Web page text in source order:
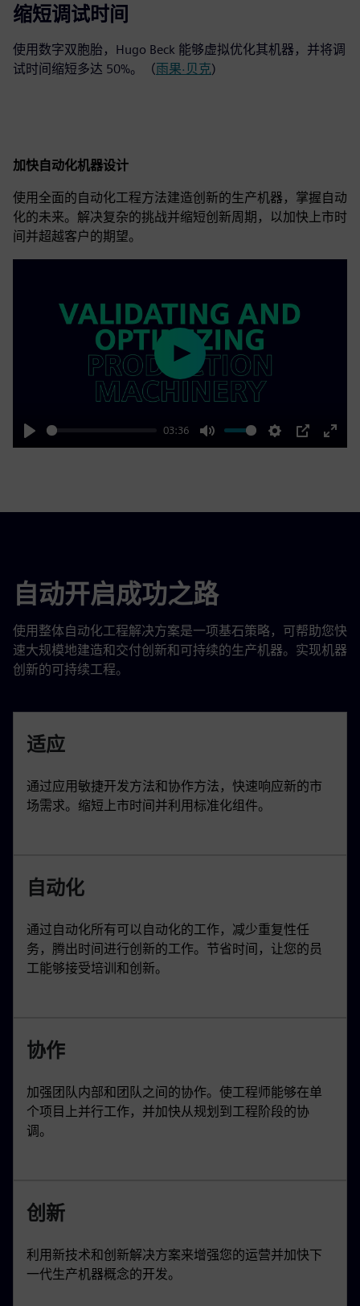
50%
缩短调试时间
使用数字双胞胎，Hugo Beck 能够虚拟优化其机器，并将调
试时间缩短多达 50%。（雨果·贝克)
加快自动化机器设计
使用全面的自动化工程方法建造创新的生产机器，掌握自动
化的未来。解决复杂的挑战并缩短创新周期，以加快上市时
间并超越客户的期望。
Play
03:36
Mute Settings
PIP
Enter
Play
自动开启成功之路
使用整体自动化工程解决方案是一项基石策略，可帮助您快
速大规模地建造和交付创新和可持续的生产机器。实现机器
创新的可持续工程。
适应
通过应用敏捷开发方法和协作方法，快速响应新的市
场需求。缩短上市时间并利用标准化组件。
自动化
通过自动化所有可以自动化的工作，减少重复性任
务，腾出时间进行创新的工作。节省时间，让您的员
工能够接受培训和创新。
协作
加强团队内部和团队之间的协作。使工程师能够在单
个项目上并行工作，并加快从规划到工程阶段的协
调。
创新
利用新技术和创新解决方案来增强您的运营并加快下
一代生产机器概念的开发。